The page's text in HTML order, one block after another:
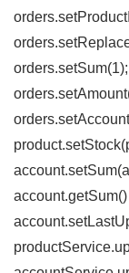
orders.setSum(1);
account.getSum()